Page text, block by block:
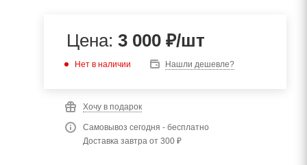
Цена: 3 000₽/шт
Нет в наличии Нашли дешевле?
Хочу в подарок
Самовывоз сегодня - бесплатно
Доставка завтра от 300 ₽